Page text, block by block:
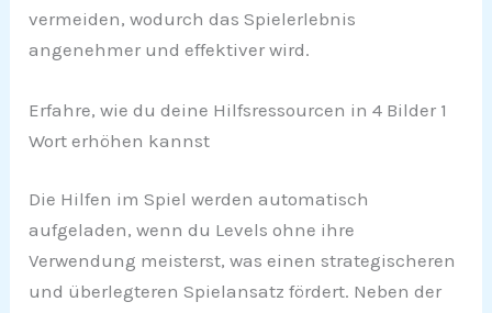
vermeiden, wodurch das Spielerlebnis
angenehmer und effektiver wird.
Erfahre, wie du deine Hilfsressourcen in 4 Bilder 1
Wort erhöhen kannst
Die Hilfen im Spiel werden automatisch
aufgeladen, wenn du Levels ohne ihre
Verwendung meisterst, was einen strategischeren
und überlegteren Spielansatz fördert. Neben der